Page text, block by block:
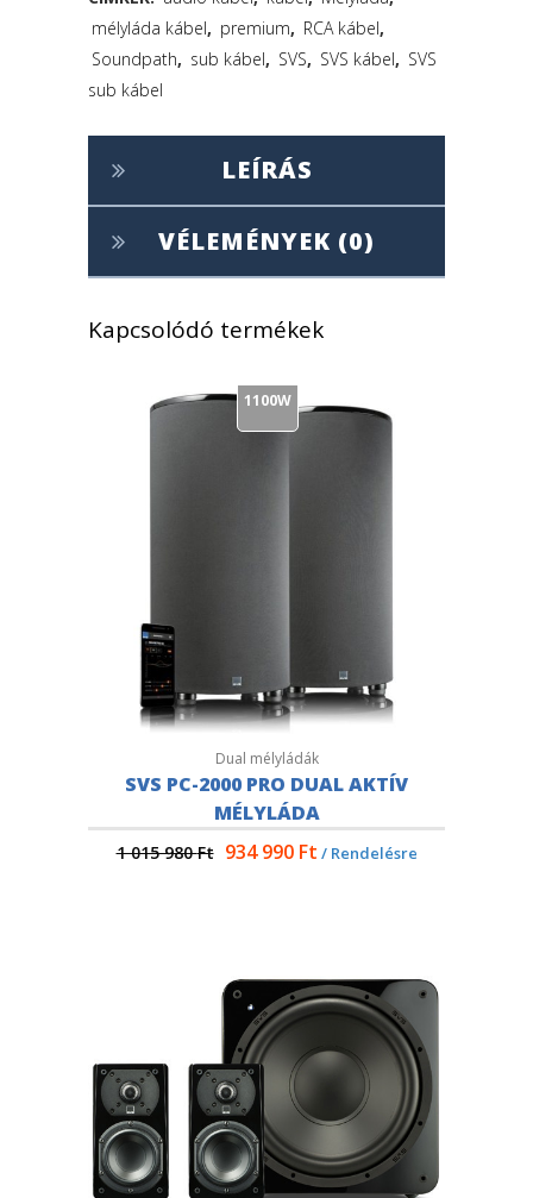
mélyláda kábel, premium, RCA kábel,
Soundpath, sub kábel, SVS, SVS kábel, SVS
sub kábel
LEÍRÁS
VÉLEMÉNYEK (0)
Kapcsolódó termékek
1100W
Dual mélyládák
SVS PC-2000 PRO DUAL AKTÍV
MÉLYLÁDA
1 015 980Ft 934 990 Ft / Rendelésre